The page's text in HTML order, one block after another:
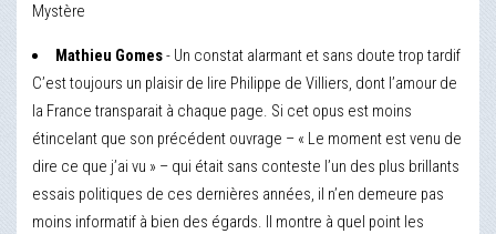
Mystère
Mathieu Gomes- Un constat alarmant et sans doute trop tardif
C’est toujours un plaisir de lire Philippe de Villiers, dont l’amour de
la France transparait à chaque page. Si cet opus est moins
étincelant que son précédent ouvrage – « Le moment est venu de
dire ce que j’ai vu » – qui était sans conteste l’un des plus brillants
essais politiques de ces dernières années, il n’en demeure pas
moins informatif à bien des égards. Il montre à quel point les